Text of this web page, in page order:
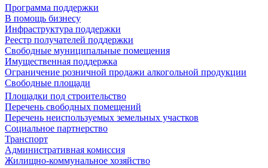
Программа поддержки
В помощь бизнесу
Инфраструктура поддержки
Реестр получателей поддержки
Свободные муниципальные помещения
Имущественная поддержка
Ограничение розничной продажи алкогольной продукции
Свободные площади
Площадки под строительство
Перечень свободных помещений
Перечень неиспользуемых земельных участков
Социальное партнерство
Транспорт
Административная комиссия
Жилищно-коммунальное хозяйство